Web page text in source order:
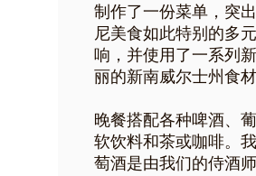
制作了一份菜单，突
尼美食如此特别的多
响，并使用了一系列
丽的新南威尔士州食材
晚餐搭配各种啤酒、葡
软饮料和茶或咖啡。
萄酒是由我们的侍酒